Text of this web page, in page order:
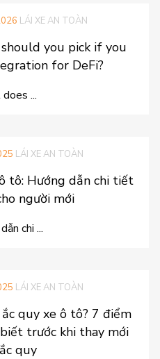
LÁI XE AN TOÀN
you pick if you
for DeFi?
...
LÁI XE AN TOÀN
tô: Hướng dẫn chi tiết
người mới
chi ...
LÁI XE AN TOÀN
quy xe ô tô? 7 điểm
trước khi thay mới
quy